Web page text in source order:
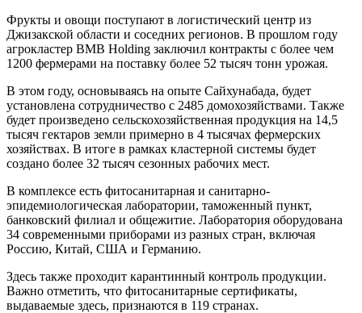
Фрукты и овощи поступают в логистический центр из
Джизакской области и соседних регионов. В прошлом году
агрокластер BMB Holding заключил контракты с более чем
1200 фермерами на поставку более 52 тысяч тонн урожая.
В этом году, основываясь на опыте Сайхунабада, будет
установлена сотрудничество с 2485 домохозяйствами. Также
будет произведено сельскохозяйственная продукция на 14,5
тысяч гектаров земли примерно в 4 тысячах фермерских
хозяйствах. В итоге в рамках кластерной системы будет
создано более 32 тысяч сезонных рабочих мест.
В комплексе есть фитосанитарная и санитарно-
эпидемиологическая лаборатории, таможенный пункт,
банковский филиал и общежитие. Лаборатория оборудована
34 современными приборами из разных стран, включая
Россию, Китай, США и Германию.
Здесь также проходит карантинный контроль продукции.
Важно отметить, что фитосанитарные сертификаты,
выдаваемые здесь, признаются в 119 странах.